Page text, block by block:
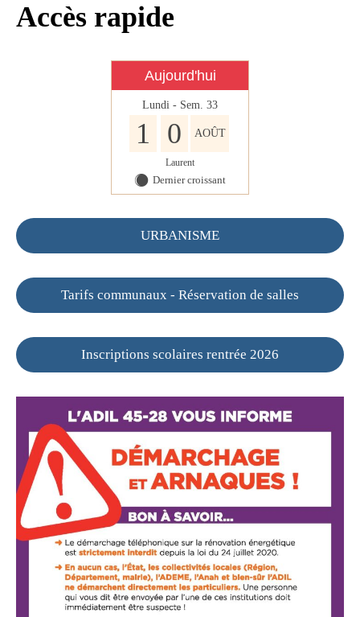
Accès rapide
Aujourd'hui
Lundi - Sem. 33
1 0 AOÛT
Laurent
Y Dernier croissant
URBANISME
Tarifs communaux - Réservation de salles
Inscriptions scolaires rentrée 2026